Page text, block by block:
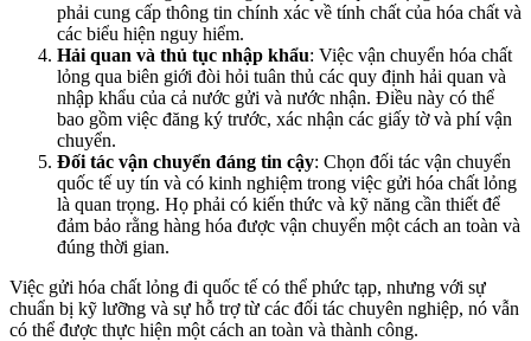
phải cung cấp thông tin chính xác về tính chất của hóa chất và
các biểu hiện nguy hiểm.
Hải quan và thủ tục nhập khẩu: Việc vận chuyển hóa chất
lỏng qua biên giới đòi hỏi tuân thủ các quy định hải quan và
nhập khẩu của cả nước gửi và nước nhận. Điều này có thể
bao gồm việc đăng ký trước, xác nhận các giấy tờ và phí vận
chuyển.
Đối tác vận chuyển đáng tin cậy: Chọn đối tác vận chuyển
quốc tế uy tín và có kinh nghiệm trong việc gửi hóa chất lỏng
là quan trọng. Họ phải có kiến thức và kỹ năng cần thiết để
đảm bảo rằng hàng hóa được vận chuyển một cách an toàn và
đúng thời gian.
Việc gửi hóa chất lỏng đi quốc tế có thể phức tạp, nhưng với sự
chuẩn bị kỹ lưỡng và sự hỗ trợ từ các đối tác chuyên nghiệp, nó vẫn
có thể được thực hiện một cách an toàn và thành công.